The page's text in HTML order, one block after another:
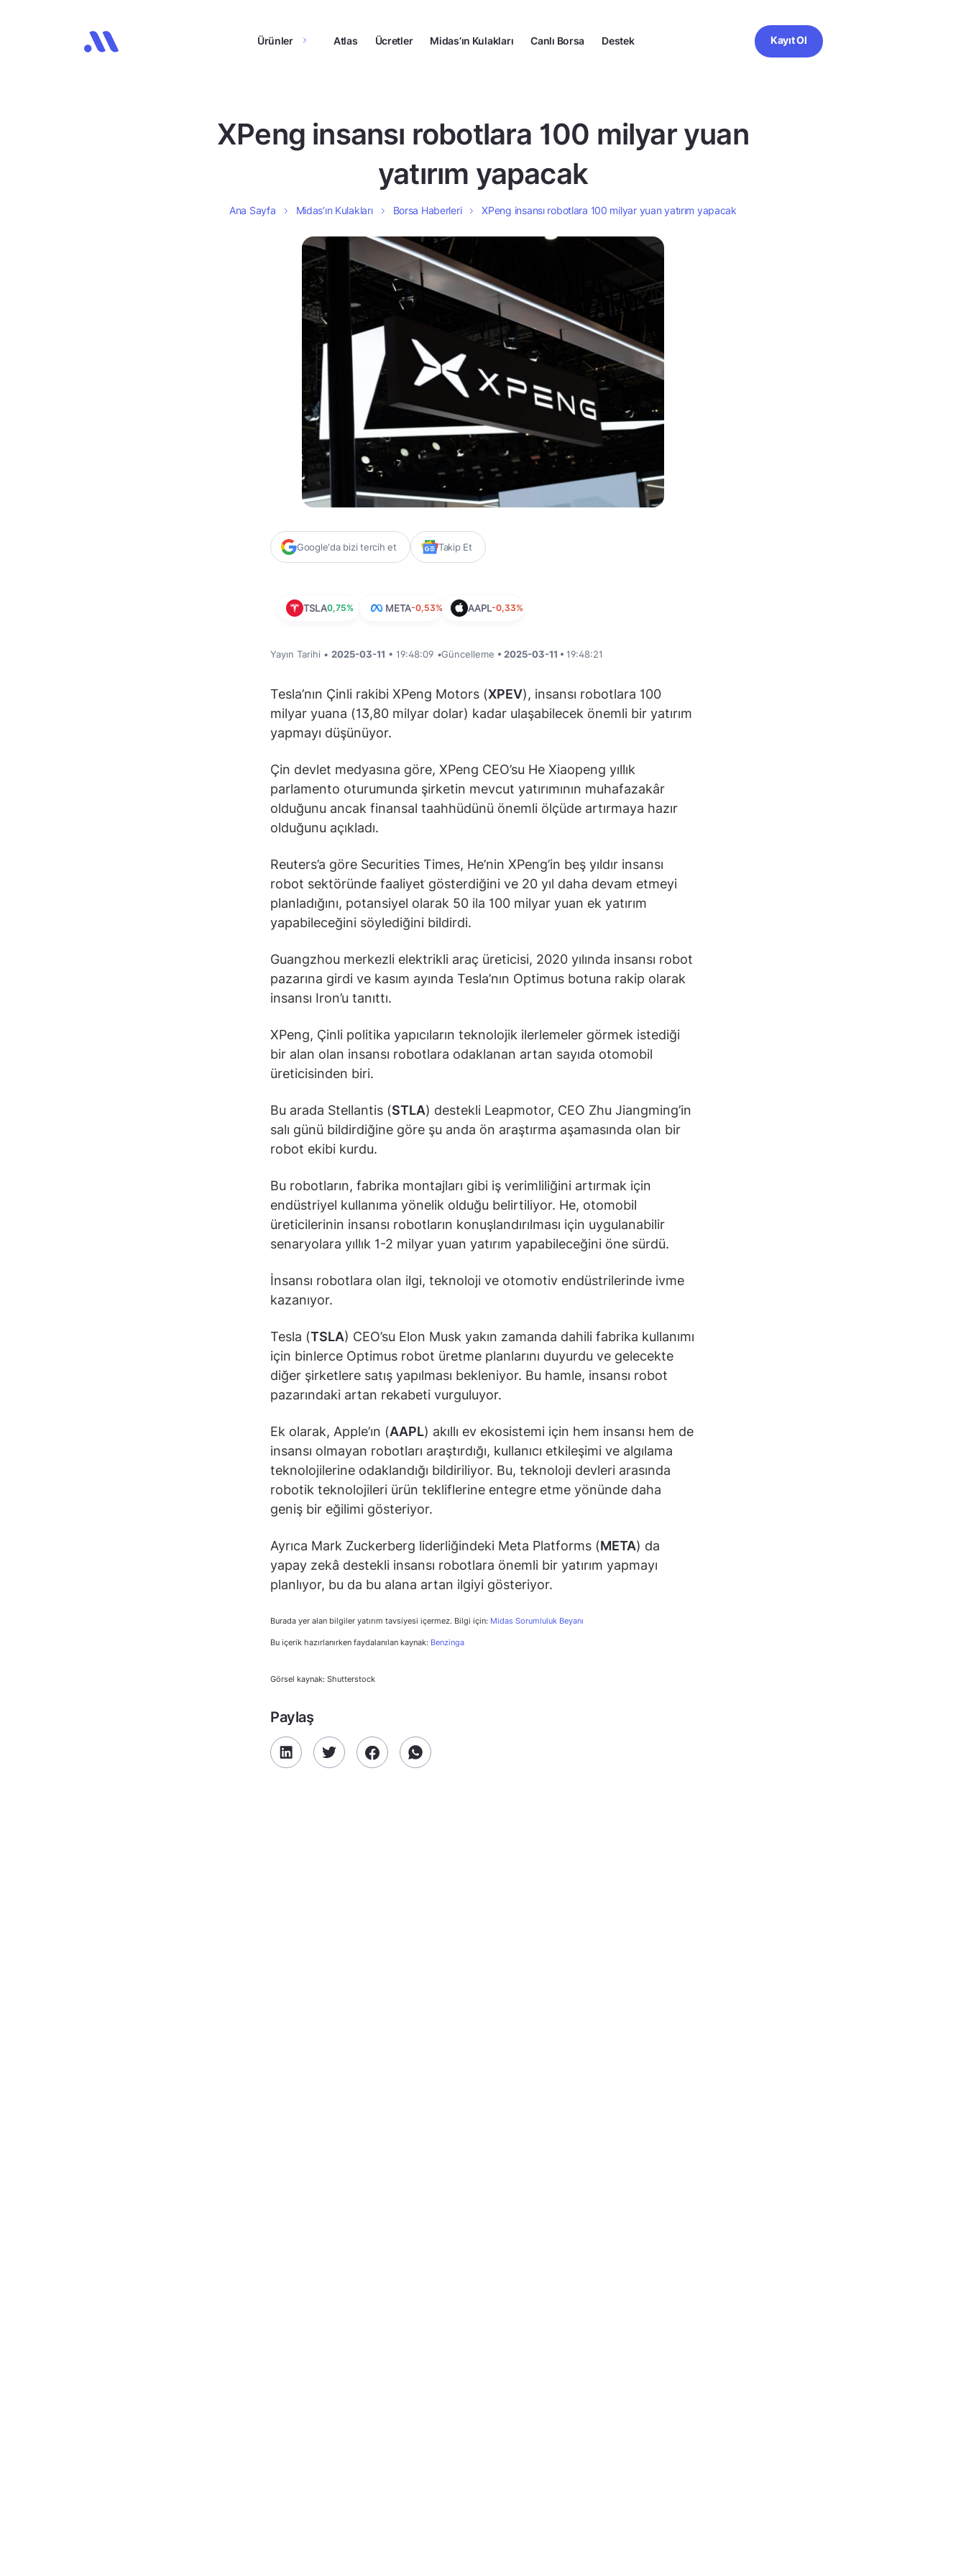
Ürünler Atlas Ücretler Midas’ın Kulakları Canlı Borsa Destek Kayıt Ol
XPeng insansı robotlara 100 milyar yuan
yatırım yapacak
Ana Sayfa Midas’ın Kulakları Borsa Haberleri XPeng insansı robotlara 100 milyar yuan yatırım yapacak
Google'da bizi tercih et Takip Et
TSLA0,75% META-0,53% AAPL-0,33%
Yayın Tarihi • 2025-03-11 • 19:48:09 •Güncelleme • 2025-03-11 • 19:48:21
Tesla’nın Çinli rakibi XPeng Motors (XPEV), insansı robotlara 100
milyar yuana (13,80 milyar dolar) kadar ulaşabilecek önemli bir yatırım
yapmayı düşünüyor.
Çin devlet medyasına göre, XPeng CEO’su He Xiaopeng yıllık
parlamento oturumunda şirketin mevcut yatırımının muhafazakâr
olduğunu ancak finansal taahhüdünü önemli ölçüde artırmaya hazır
olduğunu açıkladı.
Reuters’a göre Securities Times, He’nin XPeng’in beş yıldır insansı
robot sektöründe faaliyet gösterdiğini ve 20 yıl daha devam etmeyi
planladığını, potansiyel olarak 50 ila 100 milyar yuan ek yatırım
yapabileceğini söylediğini bildirdi.
Guangzhou merkezli elektrikli araç üreticisi, 2020 yılında insansı robot
pazarına girdi ve kasım ayında Tesla’nın Optimus botuna rakip olarak
insansı Iron’u tanıttı.
XPeng, Çinli politika yapıcıların teknolojik ilerlemeler görmek istediği
bir alan olan insansı robotlara odaklanan artan sayıda otomobil
üreticisinden biri.
Bu arada Stellantis (STLA) destekli Leapmotor, CEO Zhu Jiangming’in
salı günü bildirdiğine göre şu anda ön araştırma aşamasında olan bir
robot ekibi kurdu.
Bu robotların, fabrika montajları gibi iş verimliliğini artırmak için
endüstriyel kullanıma yönelik olduğu belirtiliyor. He, otomobil
üreticilerinin insansı robotların konuşlandırılması için uygulanabilir
senaryolara yıllık 1-2 milyar yuan yatırım yapabileceğini öne sürdü.
İnsansı robotlara olan ilgi, teknoloji ve otomotiv endüstrilerinde ivme
kazanıyor.
Tesla (TSLA) CEO’su Elon Musk yakın zamanda dahili fabrika kullanımı
için binlerce Optimus robot üretme planlarını duyurdu ve gelecekte
diğer şirketlere satış yapılması bekleniyor. Bu hamle, insansı robot
pazarındaki artan rekabeti vurguluyor.
Ek olarak, Apple’ın (AAPL) akıllı ev ekosistemi için hem insansı hem de
insansı olmayan robotları araştırdığı, kullanıcı etkileşimi ve algılama
teknolojilerine odaklandığı bildiriliyor. Bu, teknoloji devleri arasında
robotik teknolojileri ürün tekliflerine entegre etme yönünde daha
geniş bir eğilimi gösteriyor.
Ayrıca Mark Zuckerberg liderliğindeki Meta Platforms (META) da
yapay zekâ destekli insansı robotlara önemli bir yatırım yapmayı
planlıyor, bu da bu alana artan ilgiyi gösteriyor.
Burada yer alan bilgiler yatırım tavsiyesi içermez. Bilgi için: Midas Sorumluluk Beyanı
Bu içerik hazırlanırken faydalanılan kaynak: Benzinga
Görsel kaynak: Shutterstock
Paylaş